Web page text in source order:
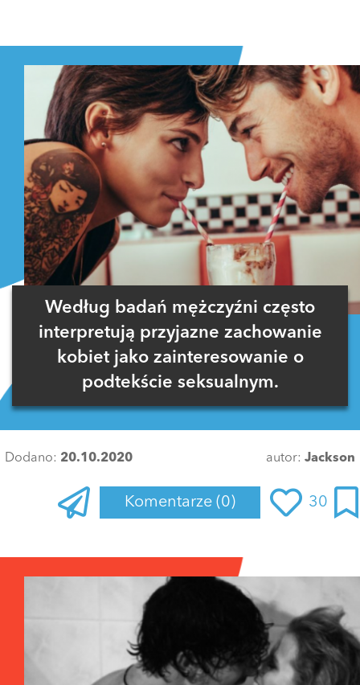
Według badań mężczyźni często
interpretują przyjazne zachowanie
kobiet jako zainteresowanie o
podtekście seksualnym.
Dodano: 20.10.2020 autor: Jackson
Komentarze (0) 30